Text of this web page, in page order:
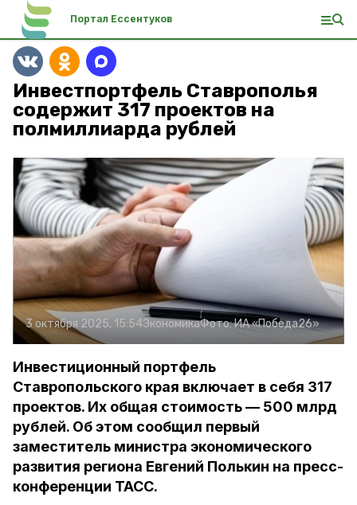
Портал Ессентуков
Инвестпортфель Ставрополья
содержит 317 проектов на
полмиллиарда рублей
3 октября 2025, 15:54ЭкономикаФото:ИА «Победа26»
Инвестиционный портфель
Ставропольского края включает в себя 317
проектов. Их общая стоимость — 500 млрд
рублей. Об этом сообщил первый
заместитель министра экономического
развития региона Евгений Полькин на пресс-
конференции ТАСС.